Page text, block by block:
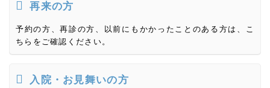
再来の方
予約の方、再診の方、以前にもかかったことのある方は、こ
ちらをご確認ください。
入院・お見舞いの方